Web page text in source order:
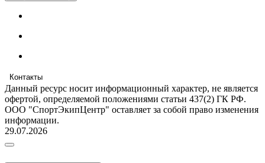
Контакты
Данный ресурс носит информационный характер, не является
офертой, определяемой положениями статьи 437(2) ГК РФ.
ООО "СпортЭкипЦентр" оставляет за собой право изменения
информации.
29.07.2026